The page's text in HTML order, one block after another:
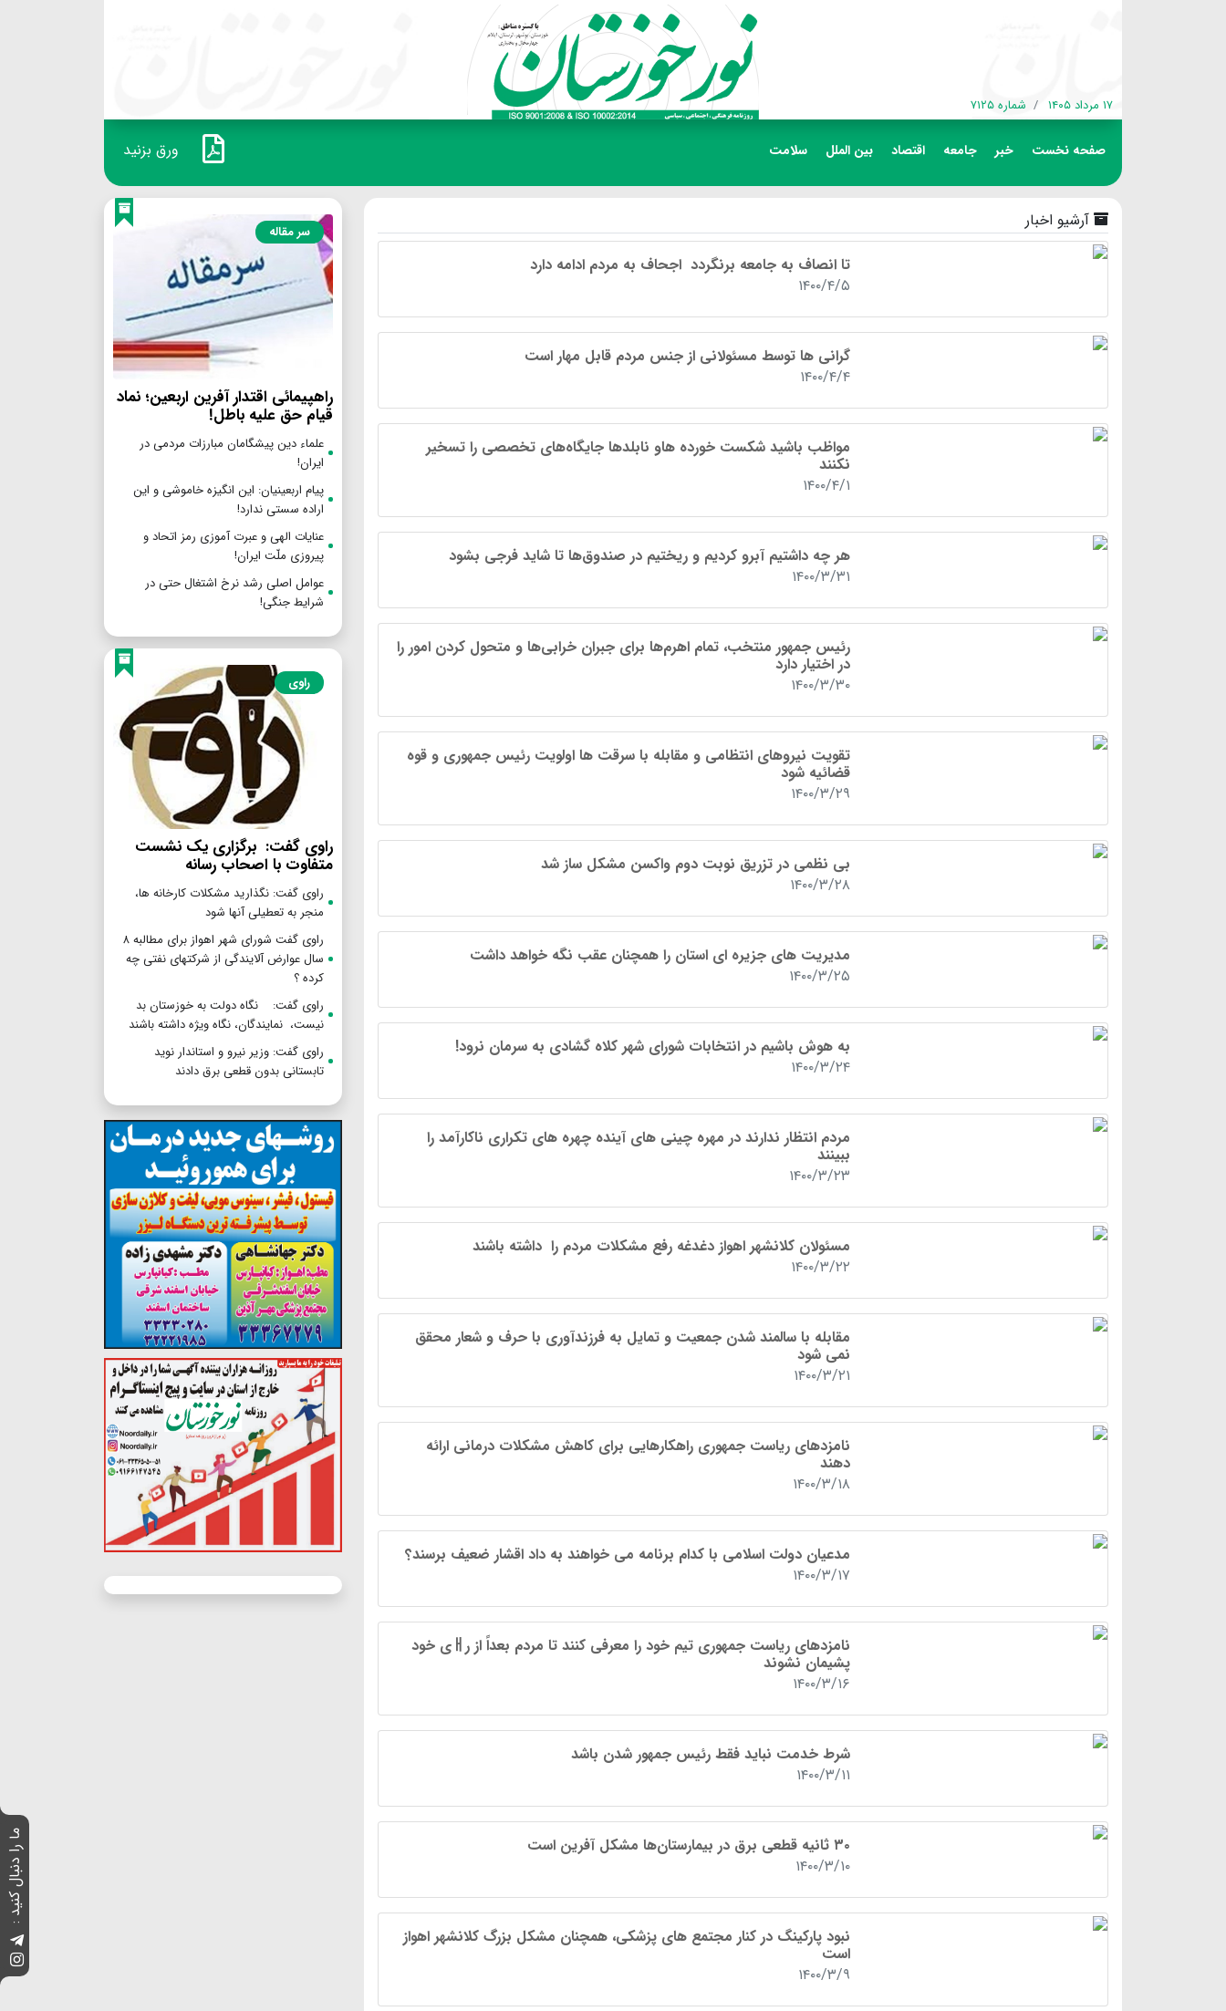
ما را دنبال کنید :
۱۷ مرداد ۱۴۰۵ شماره ۷۱۲۵
صفحه نخست خبر جامعه اقتصاد بین الملل سلامت ورق بزنید
آرشیو اخبار
تا انصاف به جامعه برنگردد اجحاف به مردم ادامه دارد
۱۴۰۰/۴/۵
گرانی ها توسط مسئولانی از جنس مردم قابل مهار است
۱۴۰۰/۴/۴
مواظب باشید شکست خورده هاو نابلدها جایگاه‌های تخصصی را تسخیر
نکنند
۱۴۰۰/۴/۱
هر چه داشتیم آبرو کردیم و ریختیم در صندوق‌ها تا شاید فرجی بشود
۱۴۰۰/۳/۳۱
رئیس جمهور منتخب، تمام اهرم‌ها برای جبران خرابی‌ها و متحول کردن امور را
در اختیار دارد
۱۴۰۰/۳/۳۰
تقویت نیروهای انتظامی و مقابله با سرقت ها اولویت رئیس جمهوری و قوه
قضائیه شود
۱۴۰۰/۳/۲۹
بی نظمی در تزریق نوبت دوم واکسن مشکل ساز شد
۱۴۰۰/۳/۲۸
مدیریت های جزیره ای استان را همچنان عقب نگه خواهد داشت
۱۴۰۰/۳/۲۵
به هوش باشیم در انتخابات شورای شهر کلاه گشادی به سرمان نرود!
۱۴۰۰/۳/۲۴
مردم انتظار ندارند در مهره چینی های آینده چهره های تکراری ناکارآمد را
ببینند
۱۴۰۰/۳/۲۳
مسئولان کلانشهر اهواز دغدغه رفع مشکلات مردم را داشته باشند
۱۴۰۰/۳/۲۲
مقابله با سالمند شدن جمعیت و تمایل به فرزندآوری با حرف و شعار محقق
نمی شود
۱۴۰۰/۳/۲۱
نامزدهای ریاست جمهوری راهکارهایی برای کاهش مشکلات درمانی ارائه
دهند
۱۴۰۰/۳/۱۸
مدعیان دولت اسلامی با کدام برنامه می خواهند به داد اقشار ضعیف برسند؟
۱۴۰۰/۳/۱۷
نامزدهای ریاست جمهوری تیم خود را معرفی کنند تا مردم بعداً از رￃی خود
پشیمان نشوند
۱۴۰۰/۳/۱۶
شرط خدمت نباید فقط رئیس جمهور شدن باشد
۱۴۰۰/۳/۱۱
۳۰ ثانیه قطعی برق در بیمارستان‌ها مشکل آفرین است
۱۴۰۰/۳/۱۰
نبود پارکینگ در کنار مجتمع های پزشکی، همچنان مشکل بزرگ کلانشهر اهواز
است
۱۴۰۰/۳/۹
سر مقاله
راهپیمائی اقتدار آفرین اربعین؛ نماد
قیام حق علیه باطل!
علماء دین پیشگامان مبارزات مردمی در
ایران!
پیام اربعینیان: این انگیزه خاموشی و این
اراده سستی ندارد!
عنایات الهی و عبرت آموزی رمز اتحاد و
پیروزی ملّت ایران!
عوامل اصلی رشد نرخ اشتغال حتی در
شرایط جنگی!
راوی
راوی گفت: برگزاری یک نشست
متفاوت با اصحاب رسانه
راوی گفت: نگذارید مشکلات کارخانه ها،
منجر به تعطیلی آنها شود
راوی گفت شورای شهر اهواز برای مطالبه ۸
سال عوارض آلایندگی از شرکتهای نفتی چه
کرده ؟
راوی گفت: نگاه دولت به خوزستان بد
نیست، نمایندگان، نگاه ویژه داشته باشند
راوی گفت: وزیر نیرو و استاندار نوید
تابستانی بدون قطعی برق دادند